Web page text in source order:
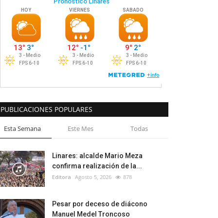
PUBLICACIONES POPULARES
Esta Semana Este Mes Todas
Linares: alcalde Mario Meza
confirma realización de la...
Editora Agosto 5, 2026 878
Pesar por deceso de diácono
Manuel Medel Troncoso